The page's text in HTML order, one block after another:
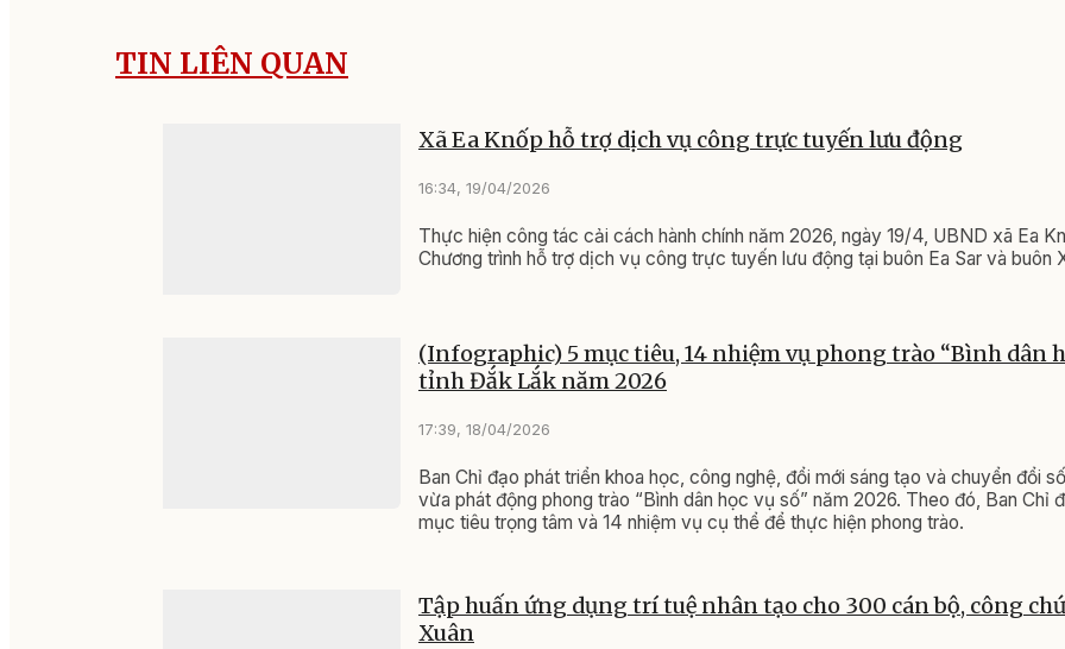
TIN LIÊN QUAN
Xã Ea Knốp hỗ trợ dịch vụ công trực tuyến lưu động
16:34, 19/04/2026
Thực hiện công tác cải cách hành chính năm 2026, ngày 19/4, UBND xã Ea
Chương trình hỗ trợ dịch vụ công trực tuyến lưu động tại buôn Ea Sar và buôn
(Infographic) 5 mục tiêu, 14 nhiệm vụ phong trào “Bình dân
tỉnh Đắk Lắk năm 2026
17:39, 18/04/2026
Ban Chỉ đạo phát triển khoa học, công nghệ, đổi mới sáng tạo và chuyển đổi
vừa phát động phong trào “Bình dân học vụ số” năm 2026. Theo đó, Ban Chỉ
mục tiêu trọng tâm và 14 nhiệm vụ cụ thể để thực hiện phong trào.
Tập huấn ứng dụng trí tuệ nhân tạo cho 300 cán bộ, công
Xuân